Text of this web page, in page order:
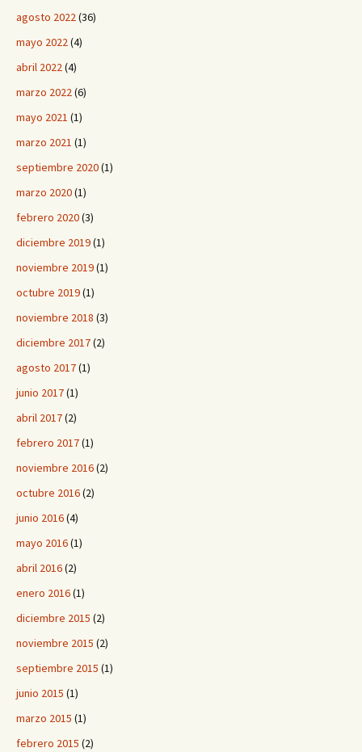
agosto 2022(36)
mayo 2022(4)
abril 2022(4)
marzo 2022(6)
mayo 2021 (1)
marzo 2021 (1)
septiembre 2020(1)
marzo 2020(1)
febrero 2020(3)
diciembre 2019(1)
noviembre 2019(1)
octubre 2019(1)
noviembre 2018 (3)
diciembre 2017(2)
agosto 2017(1)
junio 2017(1)
abril 2017(2)
febrero 2017(1)
noviembre 2016(2)
octubre 2016(2)
junio 2016(4)
mayo 2016(1)
abril 2016(2)
enero 2016(1)
diciembre 2015 (2)
noviembre 2015 (2)
septiembre 2015 (1)
junio 2015 (1)
marzo 2015 (1)
febrero 2015 (2)